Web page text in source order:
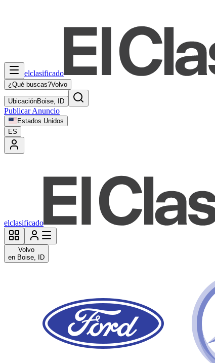
elclasificado
¿Qué buscas?Volvo
UbicaciónBoise, ID
Publicar Anuncio
Estados Unidos
ES
elclasificado
Volvo
en Boise, ID